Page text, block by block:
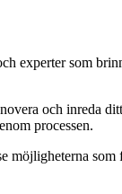
experter som
och inreda
processen.
möjligheterna